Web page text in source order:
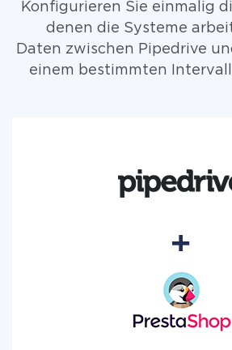
Konfigurieren Sie einmalig
denen die Systeme
Daten zwischen Pipedrive
einem bestimmten